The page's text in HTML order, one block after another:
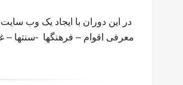
در این دوران با ایجاد یک وب
معرفی اقوام – فرهنگها -سنتها –